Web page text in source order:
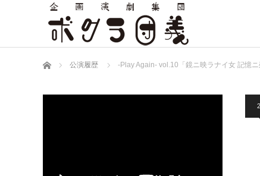
ホーム 公演履歴 -Play Again- vol.10「鏡ニ映ラナイ女 記憶ニ